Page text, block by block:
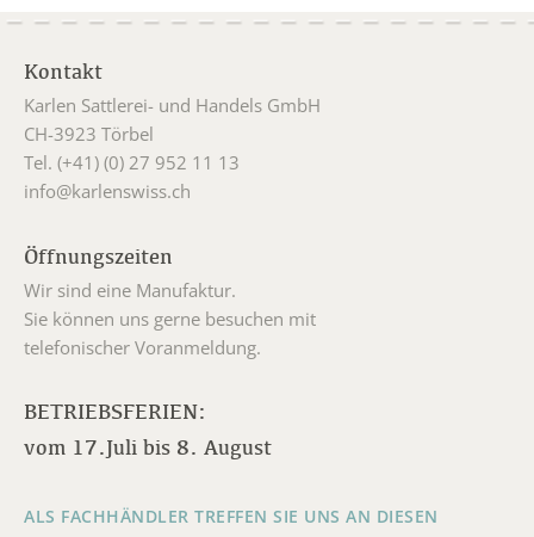
Kontakt
Karlen Sattlerei- und Handels GmbH
CH-3923 Törbel
Tel. (+41) (0) 27 952 11 13
info@karlenswiss.ch
Öffnungszeiten
Wir sind eine Manufaktur.
Sie können uns gerne besuchen mit
telefonischer Voranmeldung.
BETRIEBSFERIEN:
vom 17.Juli bis 8. August
ALS FACHHÄNDLER TREFFEN SIE UNS AN DIESEN